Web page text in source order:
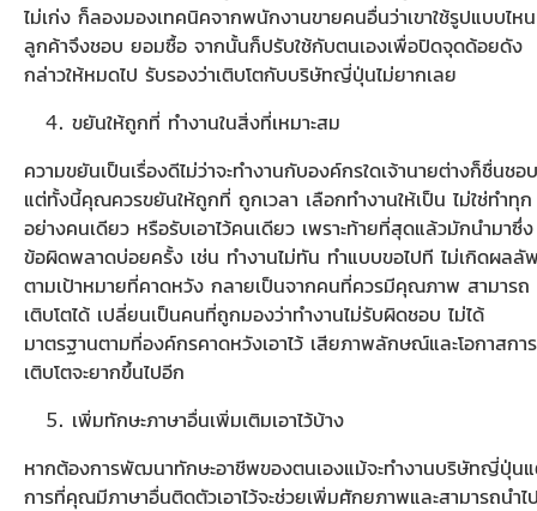
ไม่เก่ง ก็ลองมองเทคนิคจากพนักงานขายคนอื่นว่าเขาใช้รูปแบบไหน
ลูกค้าจึงชอบ ยอมซื้อ จากนั้นก็ปรับใช้กับตนเองเพื่อปิดจุดด้อยดัง
กล่าวให้หมดไป รับรองว่าเติบโตกับบริษัทญี่ปุ่นไม่ยากเลย
ขยันให้ถูกที่ ทำงานในสิ่งที่เหมาะสม
ความขยันเป็นเรื่องดีไม่ว่าจะทำงานกับองค์กรใดเจ้านายต่างก็ชื่นชอบ
แต่ทั้งนี้คุณควรขยันให้ถูกที่ ถูกเวลา เลือกทำงานให้เป็น ไม่ใช่ทำทุก
อย่างคนเดียว หรือรับเอาไว้คนเดียว เพราะท้ายที่สุดแล้วมักนำมาซึ่ง
ข้อผิดพลาดบ่อยครั้ง เช่น ทำงานไม่ทัน ทำแบบขอไปที ไม่เกิดผลลั
ตามเป้าหมายที่คาดหวัง กลายเป็นจากคนที่ควรมีคุณภาพ สามารถ
เติบโตได้ เปลี่ยนเป็นคนที่ถูกมองว่าทำงานไม่รับผิดชอบ ไม่ได้
มาตรฐานตามที่องค์กรคาดหวังเอาไว้ เสียภาพลักษณ์และโอกาสการ
เติบโตจะยากขึ้นไปอีก
เพิ่มทักษะภาษาอื่นเพิ่มเติมเอาไว้บ้าง
หากต้องการพัฒนาทักษะอาชีพของตนเองแม้จะทำงานบริษัทญี่ปุ่น
การที่คุณมีภาษาอื่นติดตัวเอาไว้จะช่วยเพิ่มศักยภาพและสามารถนำไ